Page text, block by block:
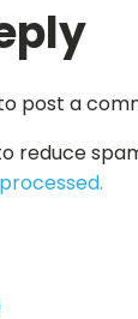
post a
reduce